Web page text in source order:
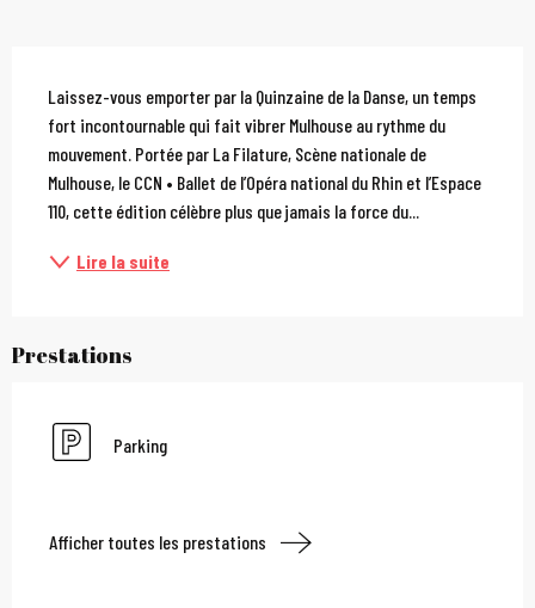
Description
Laissez-vous emporter par la Quinzaine de la Danse, un temps
fort incontournable qui fait vibrer Mulhouse au rythme du
mouvement. Portée par La Filature, Scène nationale de
Mulhouse, le CCN • Ballet de l’Opéra national du Rhin et l’Espace
110, cette édition célèbre plus que jamais la force du...
Lire la suite
Prestations
Parking
Afficher toutes les prestations